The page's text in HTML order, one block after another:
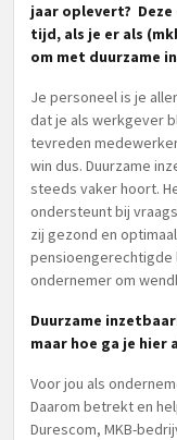
jaar oplevert?
tijd, als je er als
om met duurzame
Je personeel is je
dat je als werkgever
tevreden
win dus. Duurzame
steeds vaker hoort.
ondersteunt bij
zij gezond en
pensioengerechtigde
ondernemer om
Duurzame
maar hoe ga je hier
Voor jou als
Daarom betrekt en
Durescom, MKB-